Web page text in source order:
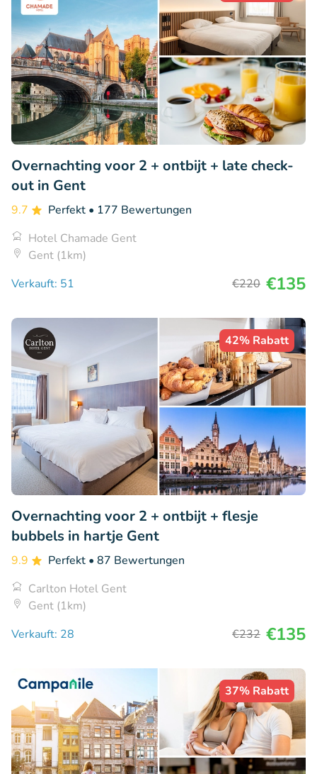
Overnachting voor 2 + ontbijt + late check-
out in Gent
9.7 Perfekt • 177 Bewertungen
Hotel Chamade Gent
Gent (1km)
Verkauft: 51
€220 €135
42% Rabatt
Overnachting voor 2 + ontbijt + flesje
bubbels in hartje Gent
9.9 Perfekt • 87 Bewertungen
Carlton Hotel Gent
Gent (1km)
Verkauft: 28
€232 €135
37% Rabatt